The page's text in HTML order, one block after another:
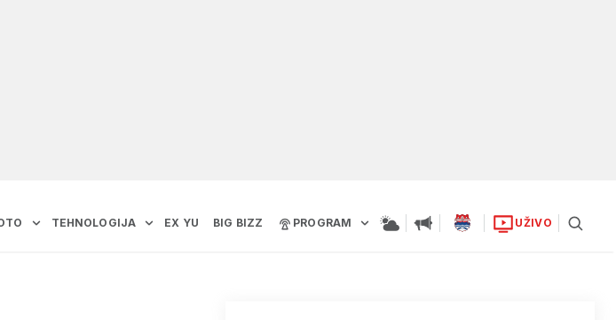
TEHNOLOGIJA EX YU BIG BIZZ PROGRAM UŽIVO